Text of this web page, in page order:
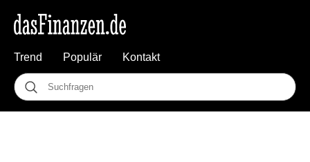
Trend Populär Kontakt